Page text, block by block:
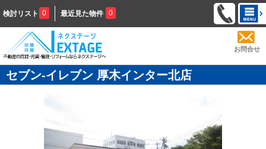
検討リスト 0 最近見た物件 0
お問合せ
セブン‐イレブン 厚木インター北店